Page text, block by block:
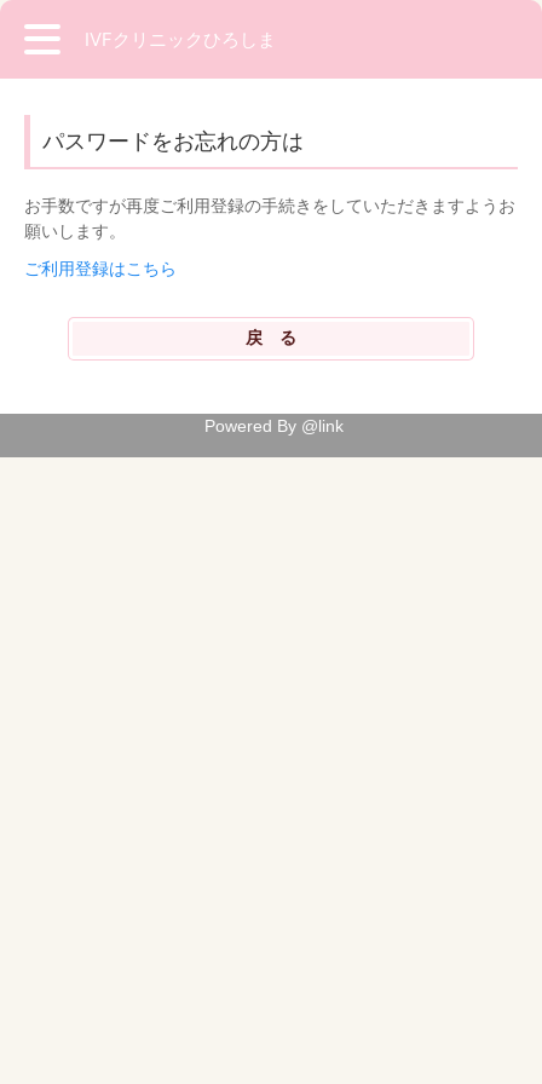
IVFクリニックひろしま
パスワードをお忘れの方は
お手数ですが再度ご利用登録の手続きをしていただきますようお
願いします。
ご利用登録はこちら
Powered By @link